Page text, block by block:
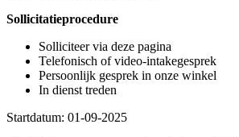
Sollicitatieprocedure
Solliciteer via deze pagina
Telefonisch of video-intakegesprek
Persoonlijk gesprek in onze winkel
In dienst treden
Startdatum: 01-09-2025